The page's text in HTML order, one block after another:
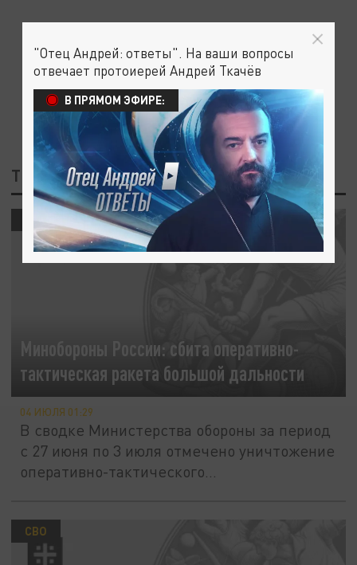
ТЕГ: РАКЕТА
Минобороны России: сбита оперативно-
тактическая ракета большой дальности
ПОЛИТИКА
04 ИЮЛЯ 01:29
В сводке Министерства обороны за период
с 27 июня по 3 июля отмечено уничтожение
оперативно-тактического...
СВО
"Отец Андрей: ответы". На ваши вопросы
отвечает протоиерей Андрей Ткачёв
В ПРЯМОМ ЭФИРЕ: